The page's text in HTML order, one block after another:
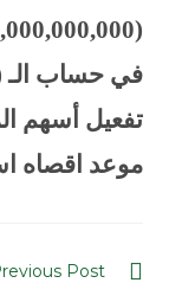
في حساب الـ
تفعيل أسهم
موعد اقصاه
Post